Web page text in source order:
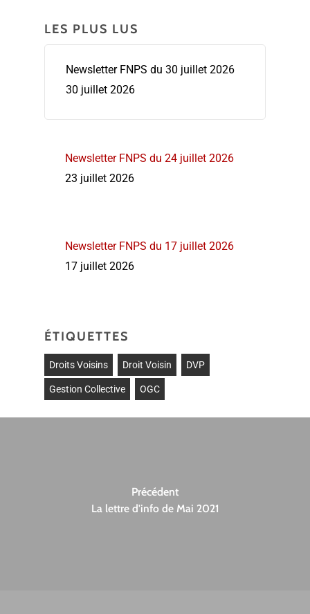
LES PLUS LUS
Newsletter FNPS du 30 juillet 2026
30 juillet 2026
Newsletter FNPS du 24 juillet 2026
23 juillet 2026
Newsletter FNPS du 17 juillet 2026
17 juillet 2026
ÉTIQUETTES
Droits Voisins Droit Voisin DVP
Gestion Collective OGC
Précédent
La lettre d'info de Mai 2021